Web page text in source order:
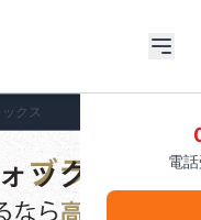
電
クス
ックスの買